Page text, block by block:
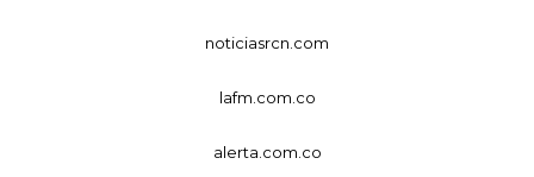
noticiasrcn.com
lafm.com.co
alerta.com.co